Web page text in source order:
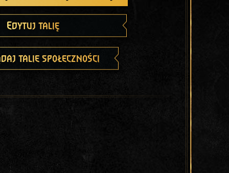
Edytuj talię
talie społeczności